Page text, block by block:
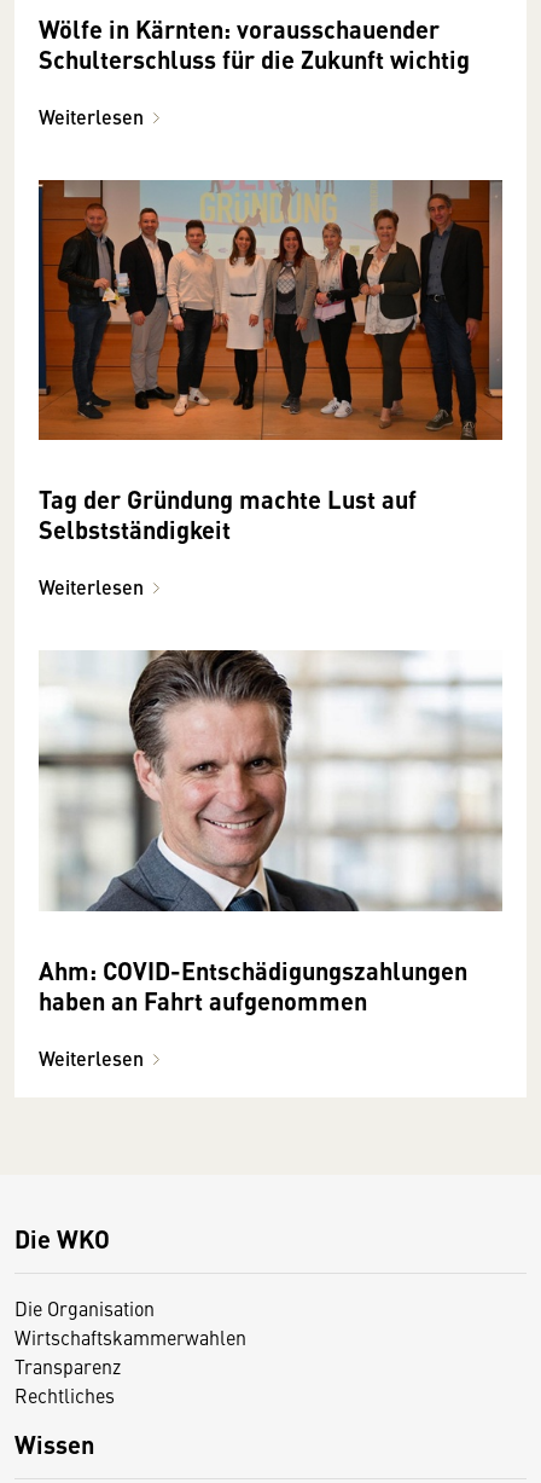
Wölfe in Kärnten: vorausschauender
Schulterschluss für die Zukunft wichtig
Weiterlesen
Tag der Gründung machte Lust auf
Selbstständigkeit
Weiterlesen
Ahm: COVID-Entschädigungszahlungen
haben an Fahrt aufgenommen
Weiterlesen
Die WKO
Die Organisation
Wirtschaftskammerwahlen
Transparenz
Rechtliches
Wissen